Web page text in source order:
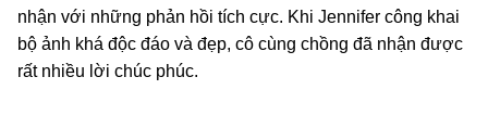
nhận với những phản hồi tích cực. Khi Jennifer công khai
bộ ảnh khá độc đáo và đẹp, cô cùng chồng đã nhận được
rất nhiều lời chúc phúc.